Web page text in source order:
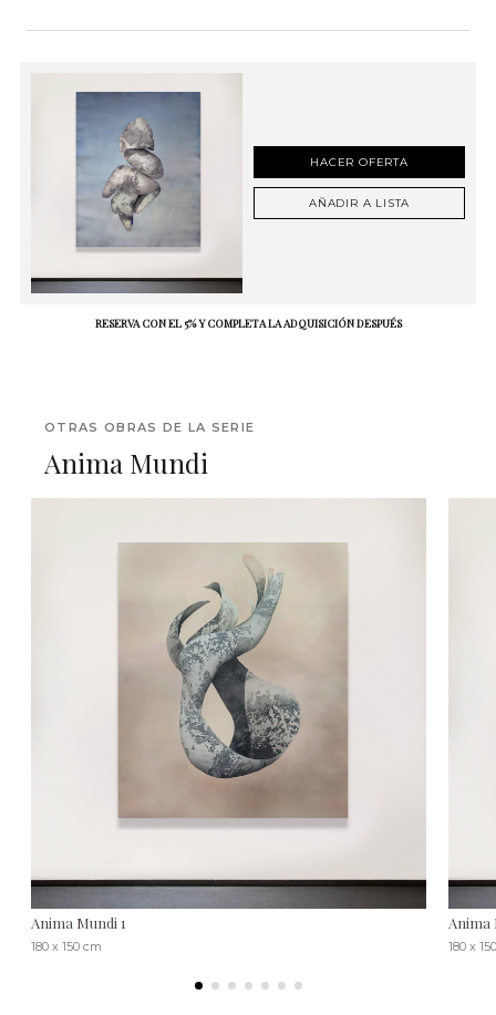
HACER OFERTA
AÑADIR A LISTA
RESERVA CON EL 5% Y COMPLETA LA ADQUISICIÓN DESPUÉS
OTRAS OBRAS DE LA SERIE
Anima Mundi
Anima Mundi 1
180 x 150 cm
Anima
180 x